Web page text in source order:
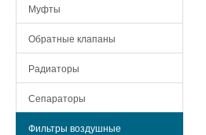
Муфты
Обратные клапаны
Радиаторы
Сепараторы
Фильтры воздушные